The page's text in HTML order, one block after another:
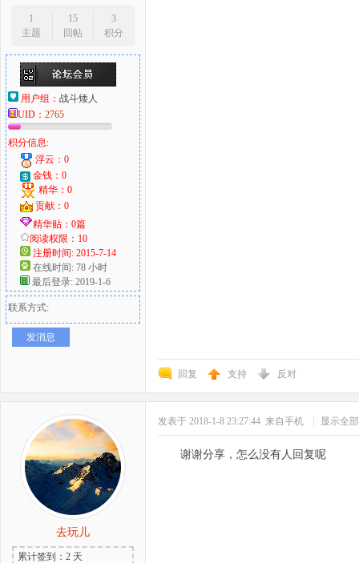
1
主题
15
回帖
3
积分
用户组： 战斗矮人
UID： 2765
积分信息:
浮云：0
金钱：0
精华：0
贡献：0
精华贴：0篇
阅读权限：10
注册时间: 2015-7-14
在线时间: 78 小时
最后登录: 2019-1-6
联系方式:
发消息
回复 支持 反对
去玩儿
累计签到：2 天
发表于 2018-1-8 23:27:44 来自手机 显示全
谢谢分享，怎么没有人回复呢